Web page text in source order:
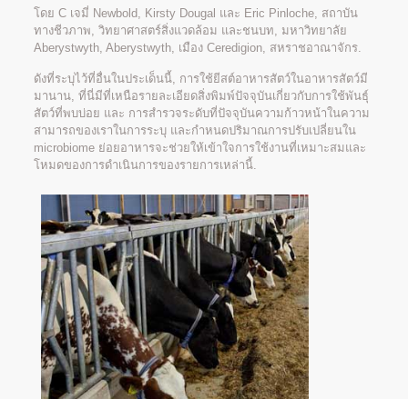
โดย C เจมี่ Newbold, Kirsty Dougal และ Eric Pinloche, สถาบัน
ทางชีวภาพ, วิทยาศาสตร์สิ่งแวดล้อม และชนบท, มหาวิทยาลัย
Aberystwyth, Aberystwyth, เมือง Ceredigion, สหราชอาณาจักร.
ดังที่ระบุไว้ที่อื่นในประเด็นนี้, การใช้ยีสต์อาหารสัตว์ในอาหารสัตว์มี
มานาน, ที่นี่มีที่เหนือรายละเอียดสิ่งพิมพ์ปัจจุบันเกี่ยวกับการใช้พันธุ์
สัตว์ที่พบบ่อย และ การสำรวจระดับที่ปัจจุบันความก้าวหน้าในความ
สามารถของเราในการระบุ และกำหนดปริมาณการปรับเปลี่ยนใน
microbiome ย่อยอาหารจะช่วยให้เข้าใจการใช้งานที่เหมาะสมและ
โหมดของการดำเนินการของรายการเหล่านี้.